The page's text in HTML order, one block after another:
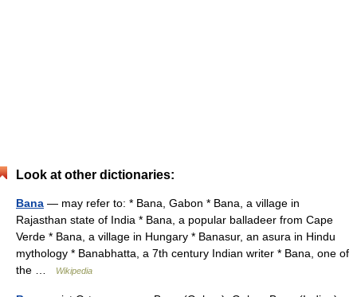
Look at other dictionaries:
Bana — may refer to: * Bana, Gabon * Bana, a village in
Rajasthan state of India * Bana, a popular balladeer from Cape
Verde * Bana, a village in Hungary * Banasur, an asura in Hindu
mythology * Banabhatta, a 7th century Indian writer * Bana, one of
the …
Wikipedia